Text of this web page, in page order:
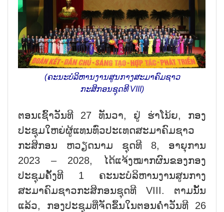
(ຄະນະບໍລິຫານງານສູນກາງສະມາຄົມຊາວ
ກະສິກອນຊຸດທີ VIII)
ຕອນເຊົ້າວັນທີ 27 ທັນວາ, ຢູ່ ຮ່າໂນ້ຍ, ກອງ
ປະຊຸມໃຫຍ່ຜູ້ແທນທົ່ວປະເທດສະມາຄົມຊາວ
ກະສິກອນ ຫວຽດນາມ ຊຸດທີ 8, ອາຍຸການ
2023 – 2028, ໄດ້ແຈ້ງໝາກຜົນຂອງກອງ
ປະຊຸມຄັ້ງທີ 1 ຄະນະບໍລິຫານງານສູນກາງ
ສະມາຄົມຊາວກະສິກອນຊຸດທີ VIII. ຕາມນັ້ນ
ແລ້ວ, ກອງປະຊຸມທີ່ຈັດຂຶ້ນໃນຕອນຄ່ຳວັນທີ 26